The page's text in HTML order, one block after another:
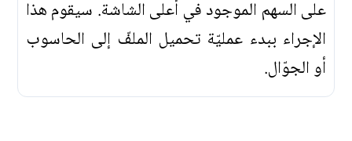
على السهم الموجود في أعلى الشاشة. سيقوم هذا
الإجراء ببدء عمليّة تحميل الملفّ إلى الحاسوب
أو الجوّال.